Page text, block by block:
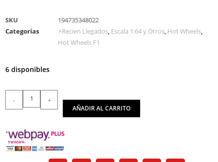
SKU
194735348022
Categorías
⚡Recien Llegados, Escala 1:64 y Otros, Hot Wheels,
Hot Wheels F1
6 disponibles
- +
AÑADIR AL CARRITO